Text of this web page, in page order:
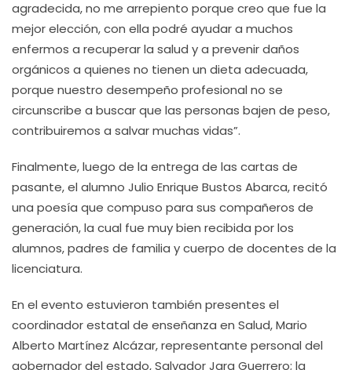
agradecida, no me arrepiento porque creo que fue la
mejor elección, con ella podré ayudar a muchos
enfermos a recuperar la salud y a prevenir daños
orgánicos a quienes no tienen un dieta adecuada,
porque nuestro desempeño profesional no se
circunscribe a buscar que las personas bajen de peso,
contribuiremos a salvar muchas vidas”.
Finalmente, luego de la entrega de las cartas de
pasante, el alumno Julio Enrique Bustos Abarca, recitó
una poesía que compuso para sus compañeros de
generación, la cual fue muy bien recibida por los
alumnos, padres de familia y cuerpo de docentes de la
licenciatura.
En el evento estuvieron también presentes el
coordinador estatal de enseñanza en Salud, Mario
Alberto Martínez Alcázar, representante personal del
gobernador del estado, Salvador Jara Guerrero; la